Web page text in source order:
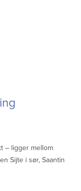
– ligger mellom
Sijte i sør, Saantin